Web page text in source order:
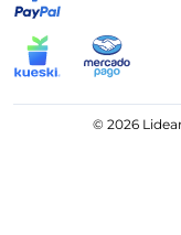
© 2026